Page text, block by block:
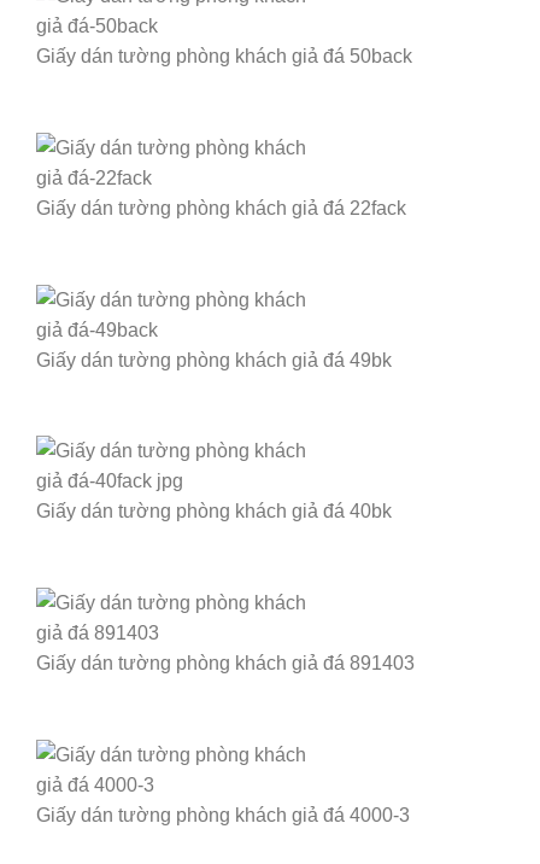
Giấy dán tường phòng khách giả đá 50back
Giấy dán tường phòng khách giả đá 22fack
Giấy dán tường phòng khách giả đá 49bk
Giấy dán tường phòng khách giả đá 40bk
Giấy dán tường phòng khách giả đá 891403
Giấy dán tường phòng khách giả đá 4000-3